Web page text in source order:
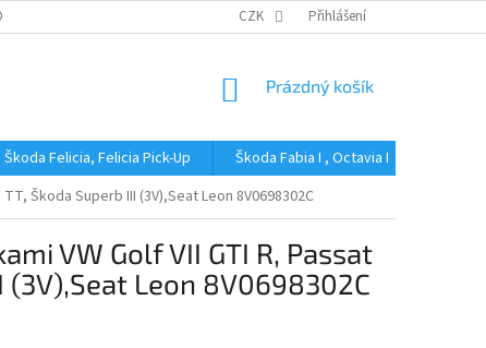
ÚDAJŮ CZK Přihlášení
NÁKUPNÍ
Prázdný košík
Škoda Felicia, Felicia Pick-Up Škoda Fabia I , Octavia I
Škoda Superb III (3V),Seat Leon 8V0698302C
VW Golf VII GTI R, Passat
(3V),Seat Leon 8V0698302C